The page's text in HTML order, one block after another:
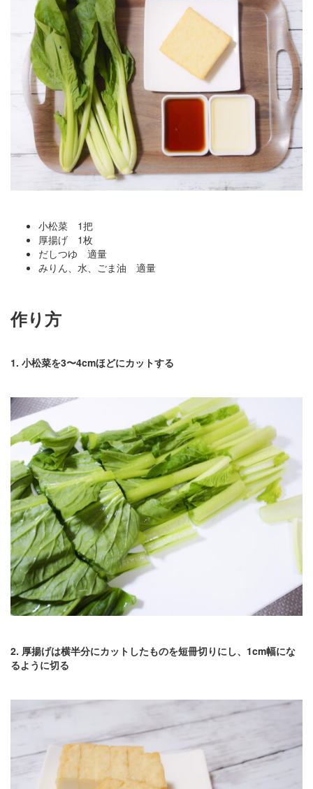
小松菜 1把
厚揚げ 1枚
だしつゆ 適量
みりん、水、ごま油 適量
作り方
1. 小松菜を3〜4cmほどにカットする
2. 厚揚げは横半分にカットしたものを短冊切りにし、1cm幅にな
るように切る